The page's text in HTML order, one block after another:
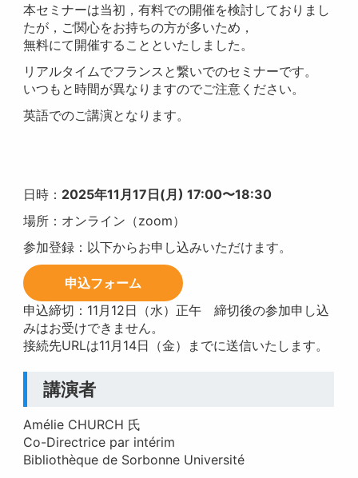
本セミナーは当初，有料での開催を検討しておりまし
たが，ご関心をお持ちの方が多いため，
無料にて開催することといたしました。
リアルタイムでフランスと繋いでのセミナーです。
いつもと時間が異なりますのでご注意ください。
英語でのご講演となります。
日時： 2025年11月17日(月) 17:00〜18:30
場所：オンライン（zoom）
参加登録：以下からお申し込みいただけます。
申込フォーム
申込締切：11月12日（水）正午 締切後の参加申し込
みはお受けできません。
接続先URLは11月14日（金）までに送信いたします。
講演者
Amélie CHURCH 氏
Co-Directrice par intérim
Bibliothèque de Sorbonne Université